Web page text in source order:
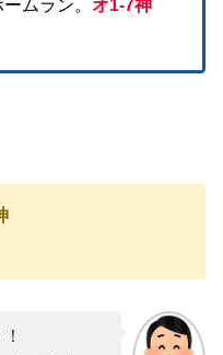
ムラン。オ1-7神